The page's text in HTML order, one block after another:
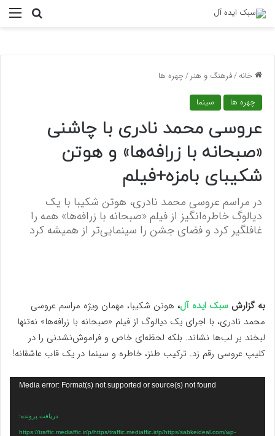
خانه/فرهنگ و هنر/چهره ها
چهره ها سینما
عروسی محمد نادری با چاشنی
«صبحانه با زرافه‌ها» و هوتن
شکیبای بامزه+فیلم
در مراسم عروسی محمد نادری، هوتن شکیبا با یک
دیالوگ خاطره‌انگیز از فیلم «صبحانه با زرافه‌ها» همه را
غافلگیر کرد و فضای جشن را سینمایی‌تر از همیشه کرد
به گزارش سبک ایده آل، هوتن شکیبا، مهمان ویژه مراسم عروسی
محمد نادری، با اجرای یک دیالوگ از فیلم «صبحانه با زرافه‌ها» نه‌تنها
لبخند بر لب‌ها نشاند. بلکه لحظه‌ای خاص و فراموش‌نشدنی را در
کلیپ عروسی رقم زد. ترکیب طنز، خاطره و سینما در یک قاب عاشقانه!
Media error: Format(s) not supported or source(s) not found
دریافت پرونده:
https://traffic.mediaffic.ir/p/https/traffic.mediaffic.ir/p/https/sabkeideal.com/wp-